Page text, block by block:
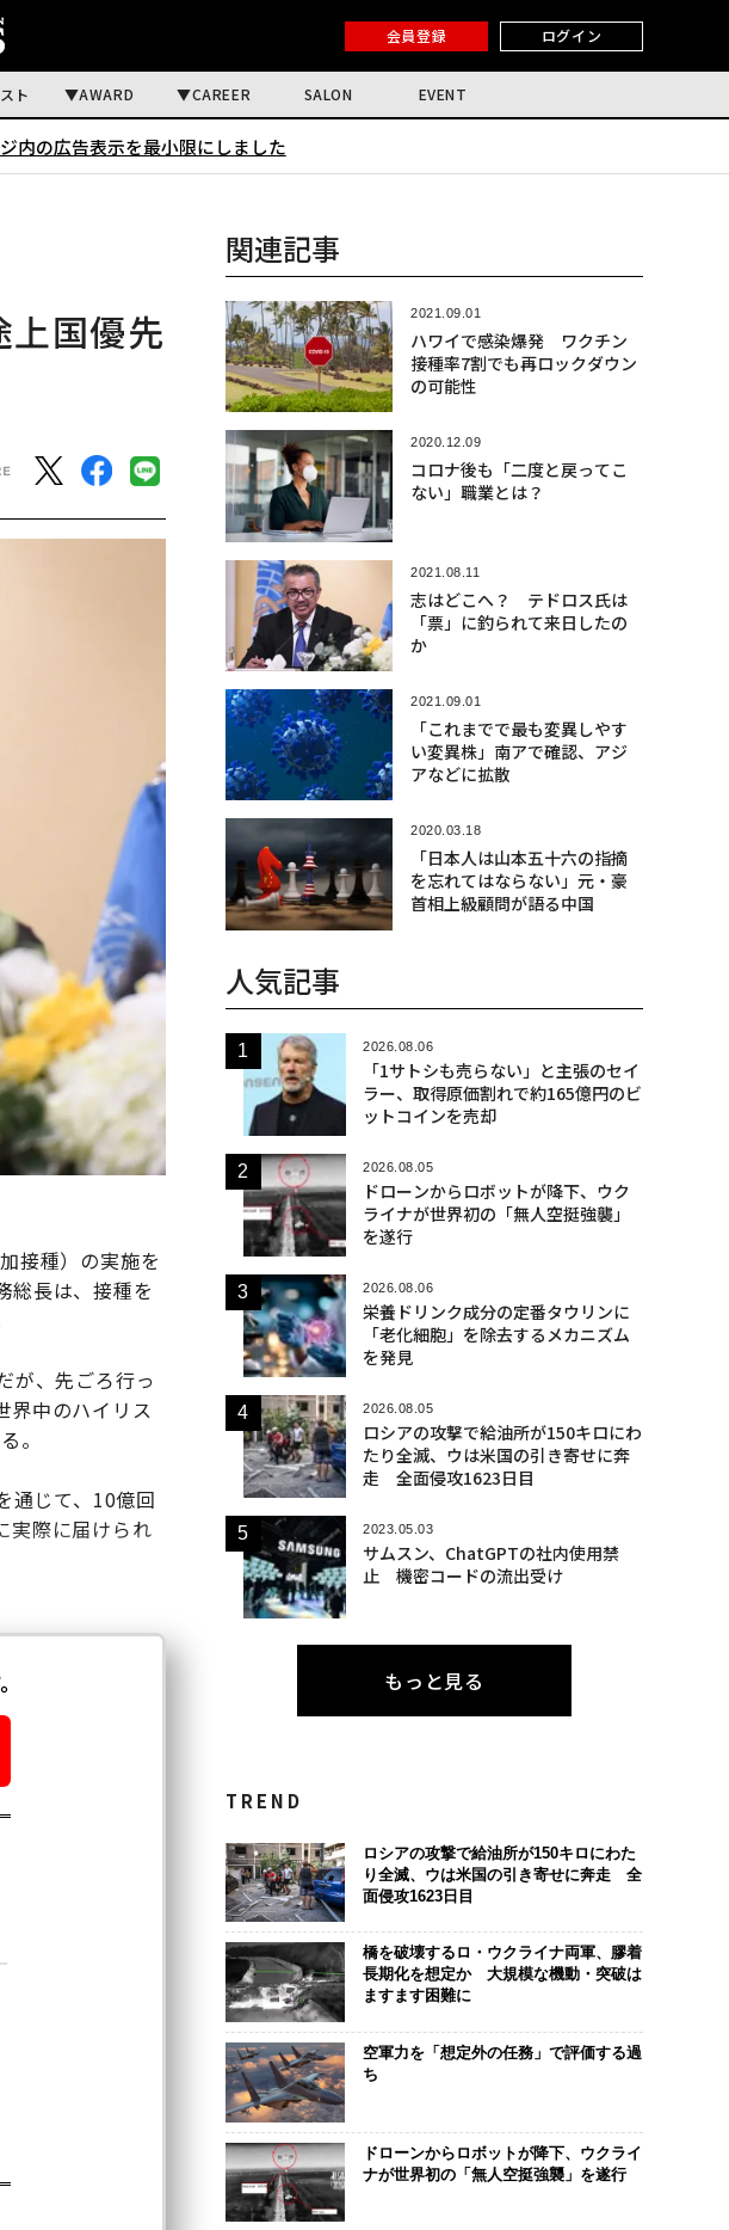
会員登録 ログイン
ト AWARD CAREER SALON EVENT
内の広告表示を最小限にしました
上国優先
接種）の実施を
総長は、接種を
が、先ごろ行っ
界中のハイリス
。
通じて、10億回
実際に届けられ
関連記事
2021.09.01
ハワイで感染爆発 ワクチン
接種率7割でも再ロックダウン
の可能性
2020.12.09
コロナ後も「二度と戻ってこ
ない」職業とは？
2021.08.11
志はどこへ？ テドロス氏は
「票」に釣られて来日したの
か
2021.09.01
「これまでで最も変異しやす
い変異株」南アで確認、アジ
アなどに拡散
2020.03.18
「日本人は山本五十六の指摘
を忘れてはならない」元・豪
首相上級顧問が語る中国
人気記事
2026.08.06
「1サトシも売らない」と主張のセイ
ラー、取得原価割れで約165億円のビ
ットコインを売却
2026.08.05
ドローンからロボットが降下、ウク
ライナが世界初の「無人空挺強襲」
を遂行
2026.08.06
栄養ドリンク成分の定番タウリンに
「老化細胞」を除去するメカニズム
を発見
2026.08.05
ロシアの攻撃で給油所が150キロにわ
たり全滅、ウは米国の引き寄せに奔
走 全面侵攻1623日目
2023.05.03
サムスン、ChatGPTの社内使用禁
止 機密コードの流出受け
もっと見る
TREND
ロシアの攻撃で給油所が150キロにわた
り全滅、ウは米国の引き寄せに奔走 全
面侵攻1623日目
橋を破壊するロ・ウクライナ両軍、膠着
長期化を想定か 大規模な機動・突破は
ますます困難に
空軍力を「想定外の任務」で評価する過
ち
ドローンからロボットが降下、ウクライ
ナが世界初の「無人空挺強襲」を遂行